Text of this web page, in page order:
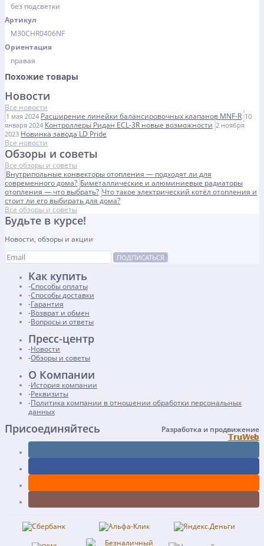
без подсветки
Артикул
M30CHR0406NF
Ориентация
правая
Похожие товары
Новости
Все новости
1 мая 2024 Расширение линейки балансировочных клапанов MNF-R 10
января 2024 Контроллеры Ридан ECL-3R новые возможности 2 ноября
2023 Новинка завода LD Pride
Все новости
Обзоры и советы
Все обзоры и советы
Внутрипольные конвекторы отопления — подходят ли для
современного дома? Биметаллические и алюминиевые радиаторы
отопления — что выбрать? Что такое электрический котёл отопления и
стоит ли его выбирать для дома?
Все обзоры и советы
Будьте в курсе!
Новости, обзоры и акции
ПОДПИСАТЬСЯ
Как купить
Способы оплаты
Способы доставки
Гарантия
Возврат и обмен
Вопросы и ответы
Пресс-центр
Новости
Обзоры и советы
О Компании
История компании
Реквизиты
Политика компании в отношении обработки персональных
данных
Присоединяйтесь Разработка и продвижение
𝕋𝕣𝕦𝕎𝕖𝕓